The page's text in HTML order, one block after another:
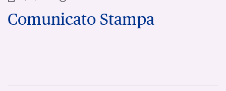
Comunicato Stampa